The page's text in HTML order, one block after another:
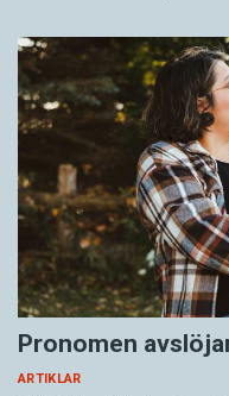
Pronomen
ARTIKLAR